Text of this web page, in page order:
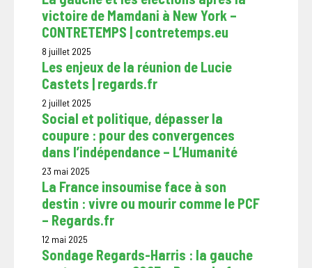
victoire de Mamdani à New York –
CONTRETEMPS | contretemps.eu
8 juillet 2025
Les enjeux de la réunion de Lucie
Castets | regards.fr
2 juillet 2025
Social et politique, dépasser la
coupure : pour des convergences
dans l’indépendance – L’Humanité
23 mai 2025
La France insoumise face à son
destin : vivre ou mourir comme le PCF
– Regards.fr
12 mai 2025
Sondage Regards-Harris : la gauche